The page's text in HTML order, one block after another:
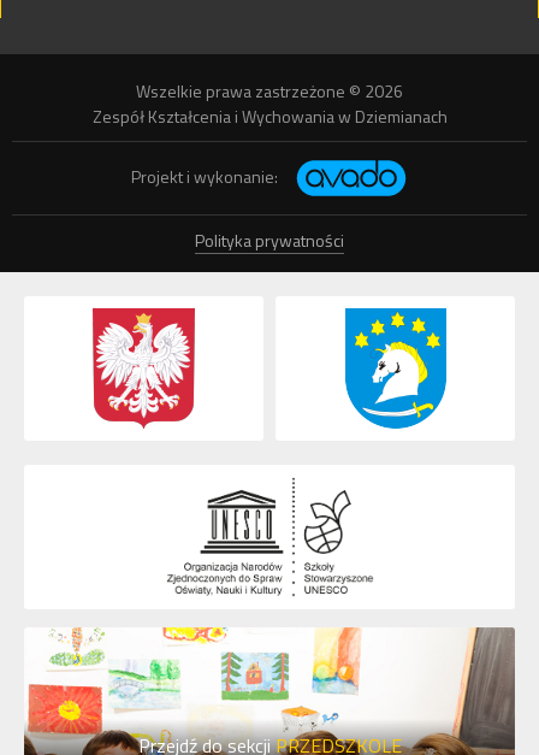
Wszelkie prawa zastrzeżone © 2026
Zespół Kształcenia i Wychowania w Dziemianach
Projekt i wykonanie:
Polityka prywatności
Przejdź do sekcjiPRZEDSZKOLE